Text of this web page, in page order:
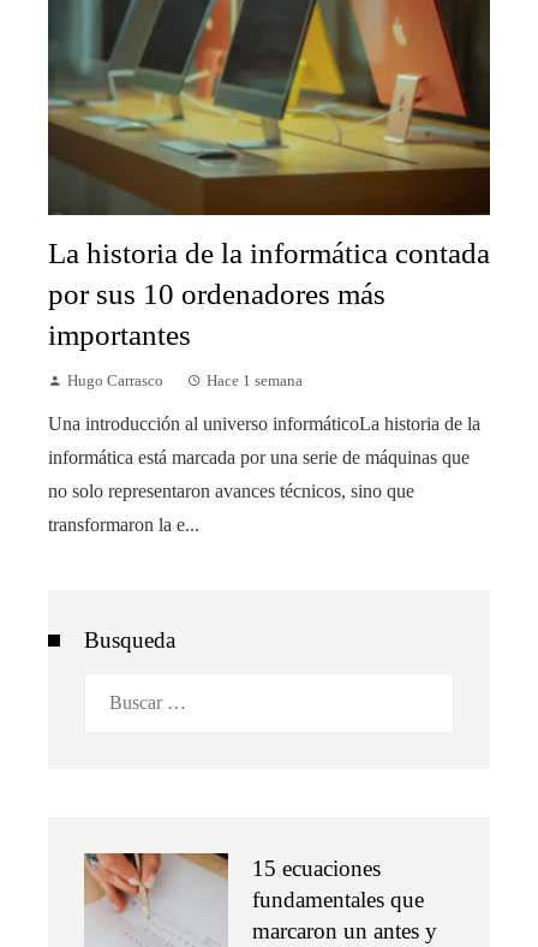
La historia de la informática contada
por sus 10 ordenadores más
importantes
Hugo Carrasco Hace 1 semana
Una introducción al universo informáticoLa historia de la
informática está marcada por una serie de máquinas que
no solo representaron avances técnicos, sino que
transformaron la e...
Busqueda
15 ecuaciones
fundamentales que
marcaron un antes y